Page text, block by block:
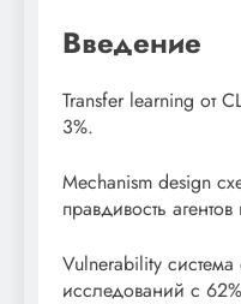
Введение
Transfer learning от
3%.
Mechanism design
правдивость
Vulnerability
исследований с